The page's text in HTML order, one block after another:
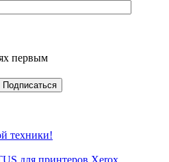
первым
техники!
для принтеров Xerox